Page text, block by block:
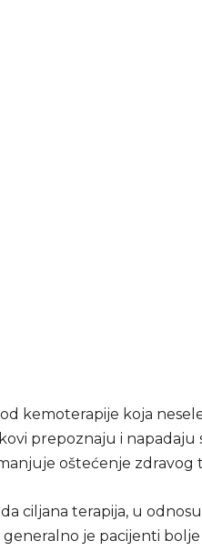
kemoterapije koja
prepoznaju i napadaju
oštećenje zdravog
da ciljana terapija, u
generalno je pacijenti